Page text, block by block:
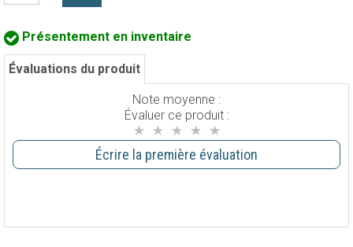
Présentement en inventaire
Évaluations du produit
Note moyenne :
Évaluer ce produit :
Écrire la première évaluation